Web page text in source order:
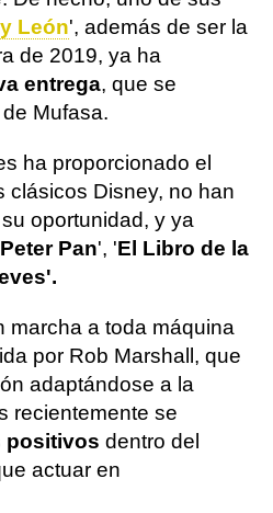
León', además de ser la
de 2019, ya ha
entrega, que se
Mufasa.
ha proporcionado el
clásicos Disney, no han
oportunidad, y ya
Peter Pan', 'El Libro de la
marcha a toda máquina
por Rob Marshall, que
adaptándose a la
recientemente se
positivos dentro del
actuar en